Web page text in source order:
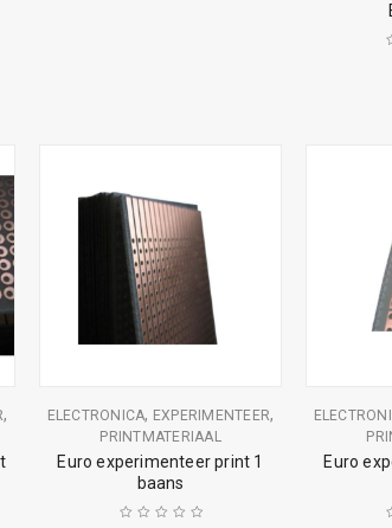
, ELECTRONICA, EXPERIMENTEER,
PRINTMATERIAAL
Euro experimenteer print 1
baans
Euro